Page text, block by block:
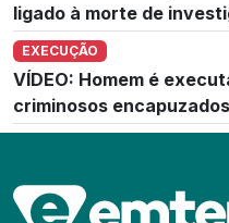
ligado à morte de
EXECUÇÃO
VÍDEO: Homem é
criminosos